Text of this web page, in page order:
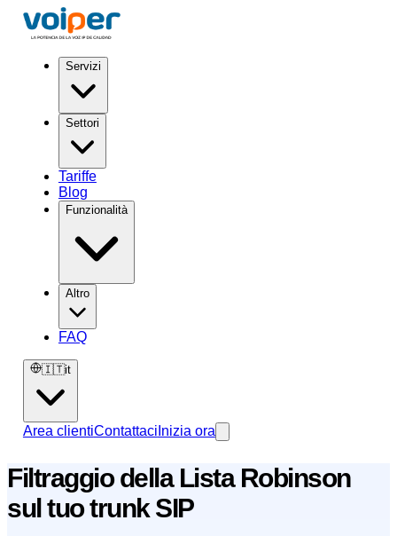
Servizi
Settori
Tariffe
Blog
Funzionalità
Altro
FAQ
🇮🇹it
Area clientiContattaci Inizia ora
Filtraggio della Lista Robinson
sul tuo trunk SIP